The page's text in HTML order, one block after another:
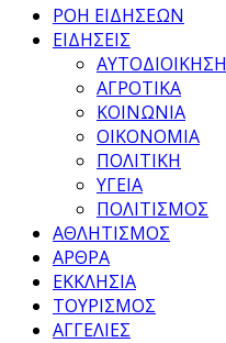
ΡΟΗ ΕΙΔΗΣΕΩΝ
ΕΙΔΗΣΕΙΣ
ΑΥΤΟΔΙΟΙΚΗΣΗ
ΑΓΡΟΤΙΚΑ
ΚΟΙΝΩΝΙΑ
ΟΙΚΟΝΟΜΙΑ
ΠΟΛΙΤΙΚΗ
ΥΓΕΙΑ
ΠΟΛΙΤΙΣΜΟΣ
ΑΘΛΗΤΙΣΜΟΣ
ΑΡΘΡΑ
ΕΚΚΛΗΣΙΑ
ΤΟΥΡΙΣΜΟΣ
ΑΓΓΕΛΙΕΣ